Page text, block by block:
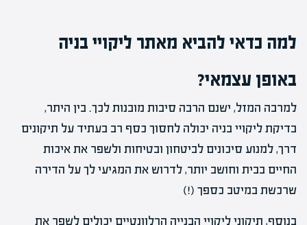
למה כדאי להביא מאתר ליקויי בניה
באופן עצמאי?
למרבה המזל, ישנם הרבה סיבות מובנות לכך. בין היתר,
בדיקת ליקויי בניה יכולה לחסוך כסף רב בעתיד על תיקונים
דרך, למנוע סיכונים לביטחון ובטיחות ולשפר את איכות
החיים בבית וחושב יותר, לדרוש את המגיעי לך על הדירה
שרכשת במיטב כספך (!)
בנוסף, תיקוני ליקויי הבנייה הרלוונטיים יכולים לשפר את